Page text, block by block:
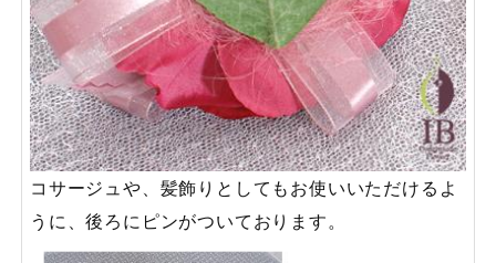
コサージュや、髪飾りとしてもお使いいただけるよ
うに、後ろにピンがついております。